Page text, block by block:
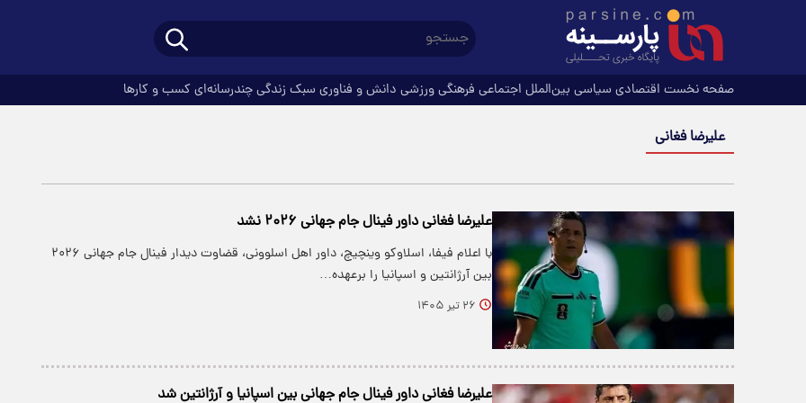
صفحه نخست اقتصادی سیاسی بین‌الملل اجتماعی فرهنگیورزشی دانش و فناوری سبک زندگیچندرسانه‌ای کسب و کارها
علیرضا فغانی
علیرضا فغانی داور فینال جام جهانی ۲۰۲۶ نشد
با اعلام فیفا، اسلاوکو وینچیچ، داور اهل اسلوونی، قضاوت دیدار فینال جام جهانی ۲۰۲۶
بین آرژانتین و اسپانیا را برعهده…
۲۶ تیر ۱۴۰۵
علیرضا فغانی داور فینال جام‌ جهانی بین اسپانیا و آرژانتین شد